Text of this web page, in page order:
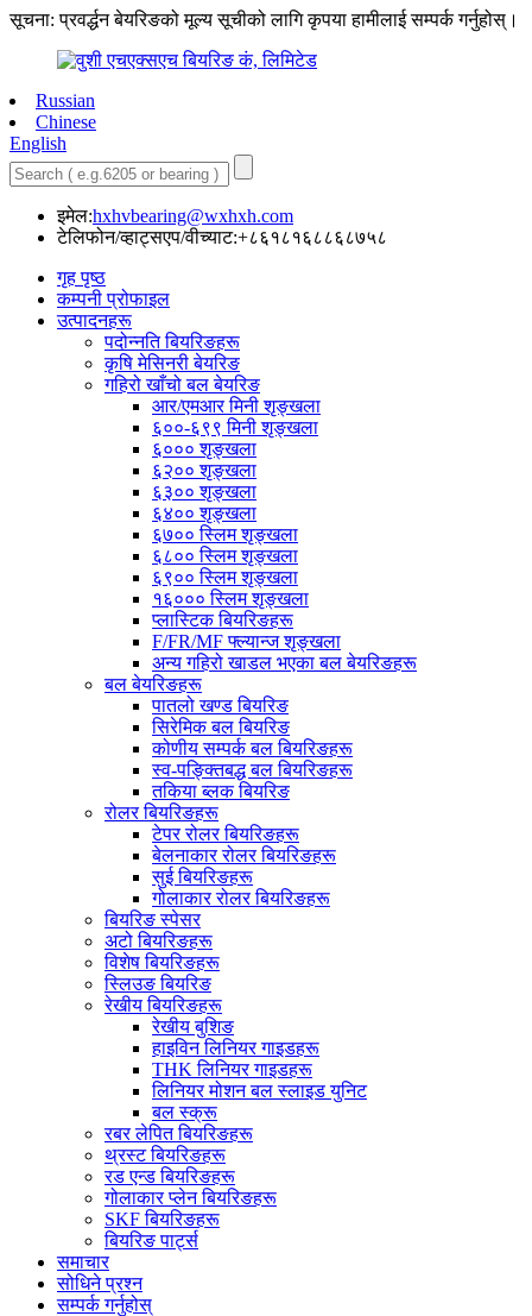
सूचना: प्रवर्द्धन बेयरिङको मूल्य सूचीको लागि कृपया हामीलाई सम्पर्क गर्नुहोस्।
Russian
Chinese
English
इमेल:hxhvbearing@wxhxh.com
टेलिफोन/व्हाट्सएप/वीच्याट:+८६१८१६८८६८७५८
गृह पृष्ठ
कम्पनी प्रोफाइल
उत्पादनहरू
पदोन्नति बियरिङहरू
कृषि मेसिनरी बेयरिङ
गहिरो खाँचो बल बेयरिङ
आर/एमआर मिनी शृङ्खला
६००-६९९ मिनी शृङ्खला
६००० शृङ्खला
६२०० शृङ्खला
६३०० शृङ्खला
६४०० शृङ्खला
६७०० स्लिम शृङ्खला
६८०० स्लिम शृङ्खला
६९०० स्लिम शृङ्खला
१६००० स्लिम शृङ्खला
प्लास्टिक बियरिङहरू
F/FR/MF फ्ल्यान्ज शृङ्खला
अन्य गहिरो खाडल भएका बल बेयरिङहरू
बल बेयरिङहरू
पातलो खण्ड बियरिङ
सिरेमिक बल बियरिङ
कोणीय सम्पर्क बल बियरिङहरू
स्व-पङ्क्तिबद्ध बल बियरिङहरू
तकिया ब्लक बियरिङ
रोलर बियरिङहरू
टेपर रोलर बियरिङहरू
बेलनाकार रोलर बियरिङहरू
सुई बियरिङहरू
गोलाकार रोलर बियरिङहरू
बियरिङ स्पेसर
अटो बियरिङहरू
विशेष बियरिङहरू
स्लिउङ बियरिङ
रेखीय बियरिङहरू
रेखीय बुशिङ
हाइविन लिनियर गाइडहरू
THK लिनियर गाइडहरू
लिनियर मोशन बल स्लाइड युनिट
बल स्क्रू
रबर लेपित बियरिङहरू
थ्रस्ट बियरिङहरू
रड एन्ड बियरिङहरू
गोलाकार प्लेन बियरिङहरू
SKF बियरिङहरू
बियरिङ पार्ट्स
समाचार
सोधिने प्रश्न
सम्पर्क गर्नुहोस्